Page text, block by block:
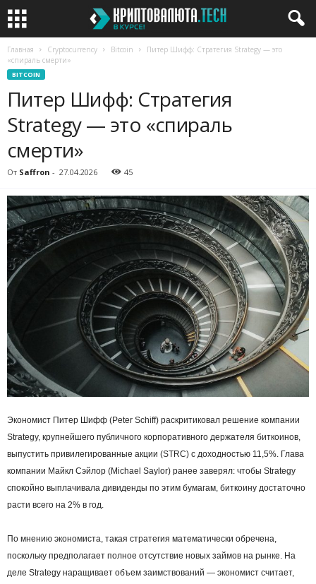
Главная Cryptocurrency Bitcoin
Питер Шифф: Стратегия Strategy — это
«спираль смерти»
BITCOIN
Питер Шифф: Стратегия
Strategy — это «спираль
смерти»
От Saffron - 27.04.2026 45
Экономист Питер Шифф (Peter Schiff) раскритиковал решение компании
Strategy, крупнейшего публичного корпоративного держателя биткоинов,
выпустить привилегированные акции (STRC) с доходностью 11,5%. Глава
компании Майкл Сэйлор (Michael Saylor) ранее заверял: чтобы Strategy
спокойно выплачивала дивиденды по этим бумагам, биткоину достаточно
расти всего на 2% в год.
По мнению экономиста, такая стратегия математически обречена,
поскольку предполагает полное отсутствие новых займов на рынке. На
деле Strategy наращивает объем заимствований — экономист считает,